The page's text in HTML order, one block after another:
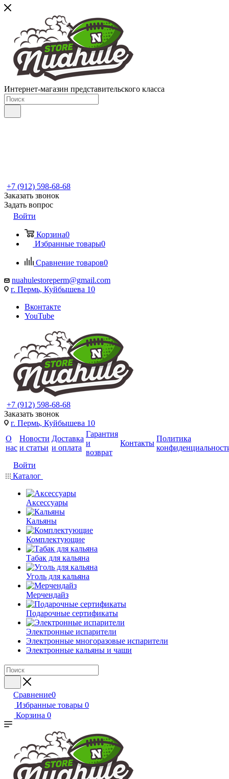
Интернет-магазин представительского класса
+7 (912) 598-68-68
Заказать звонок
Задать вопрос
Войти
Корзина0
Избранные товары0
Сравнение товаров0
nuahulestoreperm@gmail.com
г. Пермь, Куйбышева 10
Вконтакте
YouTube
+7 (912) 598-68-68
Заказать звонок
г. Пермь, Куйбышева 10
О
нас
Новости
и статьи
Доставка
и оплата
Гарантия
и
возврат
Контакты
Политика
Войти
Каталог
Аксессуары
Кальяны
Комплектующие
Табак для кальяна
Уголь для кальяна
Мерчендайз
Подарочные сертификаты
Электронные испарители
Электронные многоразовые испарители
Электронные кальяны и чаши
Сравнение0
Избранные товары 0
Корзина 0